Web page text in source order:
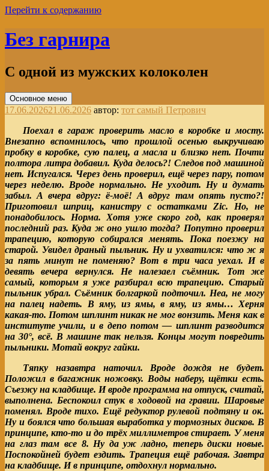
Перейти к содержанию
Без гарнира
С одной из мужских колоколен
Основное меню
17.06.202621.06.2026 автор: тот самый Петрович
Поехал в гараж проверить масло в коробке и мосту.
Внезапно вспомнилось, что прошлой осенью выкручиваю
пробку в коробке, сую палец, а масла и близко нет. Почти
полтора литра добавил. Куда делось?! Следов под машиной
нет. Испугался. Через день проверил, ещё через пару, потом
через неделю. Вроде нормально. Не уходит. Ну и думать
забыл. А вчера вдруг: ё-моё! А вдруг там опять пусто?!
Приготовил шприц, канистру с остатками Zic. Но, не
понадобилось. Норма. Хотя уже скоро год, как проверял
последний раз. Куда ж оно ушло тогда? Попутно проверил
трапецию, которую собирался менять. Пока поезжу на
старой. Увидел драный пыльник. Ну и ухватился: что ж я
за пять минут не поменяю? Вот в три часа уехал. И в
девять вечера вернулся. Не налезаел съёмник. Тот же
самый, которым я уже разбирал всю трапецию. Старый
пыльник убрал. Съёмник болгаркой подточил. Неа, не могу
на палец надеть. В яму, из ямы, в яму, из ямы… Херня
какая-то. Потом шплинт никак не мог вонзить. Меня как в
институте учили, и в депо потом — шплинт разводится
на 30°, всё. В машине так нельзя. Концы могут повредить
пыльники. Мотай вокруг гайки.
Тяпку назавтра наточил. Вроде дождя не будет.
Положил в багажник ножовку. Воды наберу, щётки есть.
Съезжу на кладбище. И вроде программа на отпуск, считай,
выполнена. Беспокоил стук в ходовой на гравии. Шаровые
поменял. Вроде тихо. Ещё редуктор рулевой подтяну и ок.
Ну и боялся что большая выработка у тормозных дисков. В
принципе, кто-то и до трёх миллиметров стирает. У меня
на глаз там все 8. Ну да уж ладно, теперь диски новые.
Поспокойней будет ездить. Трапеция ещё рабочая. Завтра
на кладбище. И в принципе, отдохнул нормально.